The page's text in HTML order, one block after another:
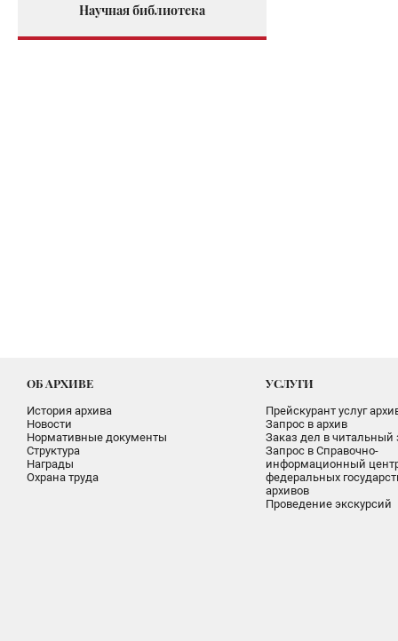
Научная библиотека
ОБ АРХИВЕ
История архива
Новости
Нормативные документы
Структура
Награды
Охрана труда
УСЛУГИ
Прейскурант услуг
Запрос в архив
Заказ дел в читальный
Запрос в Справочно-
информационный
федеральных
архивов
Проведение экскурсий